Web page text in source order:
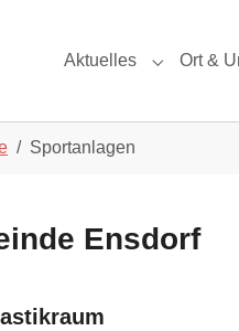
Aktuelles
Submenu
Ort &
Sportanlagen
Ensdorf